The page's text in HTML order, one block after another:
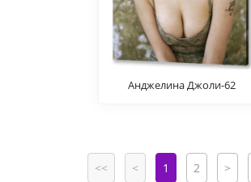
Анджелина Джоли-62
<< < 1 2 >